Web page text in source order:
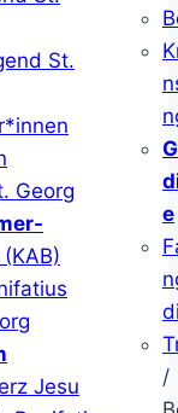
St.
Georg
(KAB)
Jesu
e
/